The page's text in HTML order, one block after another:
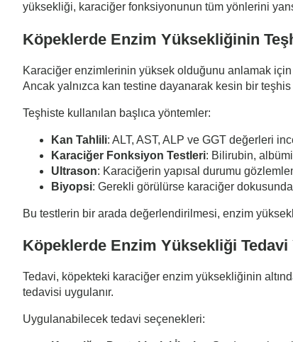
yüksekliği, karaciğer fonksiyonunun tüm yönlerini
Köpeklerde Enzim Yüksekliğinin
Karaciğer enzimlerinin yüksek olduğunu anlamak
Ancak yalnızca kan testine dayanarak kesin bir teşhis
Teşhiste kullanılan başlıca yöntemler:
Kan Tahlili: ALT, AST, ALP ve GGT değerleri
Karaciğer Fonksiyon Testleri: Bilirubin,
Ultrason: Karaciğerin yapısal durumu
Biyopsi: Gerekli görülürse karaciğer
Bu testlerin bir arada değerlendirilmesi, enzim
Köpeklerde Enzim Yüksekliği
Tedavi, köpekteki karaciğer enzim yüksekliğinin
tedavisi uygulanır.
Uygulanabilecek tedavi seçenekleri: